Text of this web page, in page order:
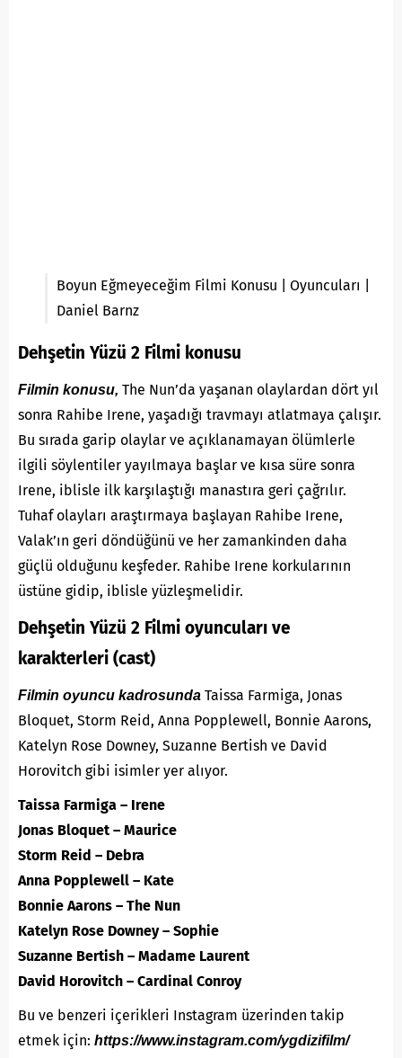
Boyun Eğmeyeceğim Filmi Konusu | Oyuncuları |
Daniel Barnz
Dehşetin Yüzü 2 Filmi konusu
Filmin konusu, The Nun’da yaşanan olaylardan dört yıl
sonra Rahibe Irene, yaşadığı travmayı atlatmaya çalışır.
Bu sırada garip olaylar ve açıklanamayan ölümlerle
ilgili söylentiler yayılmaya başlar ve kısa süre sonra
Irene, iblisle ilk karşılaştığı manastıra geri çağrılır.
Tuhaf olayları araştırmaya başlayan Rahibe Irene,
Valak’ın geri döndüğünü ve her zamankinden daha
güçlü olduğunu keşfeder. Rahibe Irene korkularının
üstüne gidip, iblisle yüzleşmelidir.
Dehşetin Yüzü 2 Filmi oyuncuları ve
karakterleri (cast)
Filmin oyuncu kadrosunda Taissa Farmiga, Jonas
Bloquet, Storm Reid, Anna Popplewell, Bonnie Aarons,
Katelyn Rose Downey, Suzanne Bertish ve David
Horovitch gibi isimler yer alıyor.
Taissa Farmiga – Irene
Jonas Bloquet – Maurice
Storm Reid – Debra
Anna Popplewell – Kate
Bonnie Aarons – The Nun
Katelyn Rose Downey – Sophie
Suzanne Bertish – Madame Laurent
David Horovitch – Cardinal Conroy
Bu ve benzeri içerikleri Instagram üzerinden takip
etmek için: https://www.instagram.com/ygdizifilm/